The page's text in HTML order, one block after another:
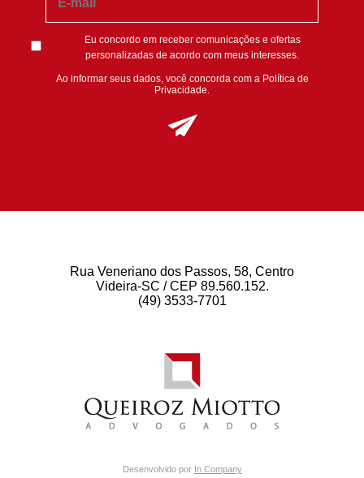
Eu concordo em receber comunicações e ofertas
personalizadas de acordo com meus interesses.
Ao informar seus dados, você concorda com a Política de
Privacidade.
Rua Veneriano dos Passos, 58, Centro
Videira-SC / CEP 89.560.152.
(49) 3533-7701
Desenvolvido por In Company